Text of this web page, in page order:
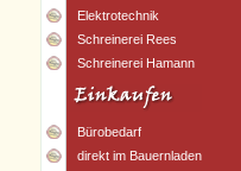
Elektrotechnik
Schreinerei Rees
Schreinerei Hamann
Bürobedarf
direkt im Bauernladen